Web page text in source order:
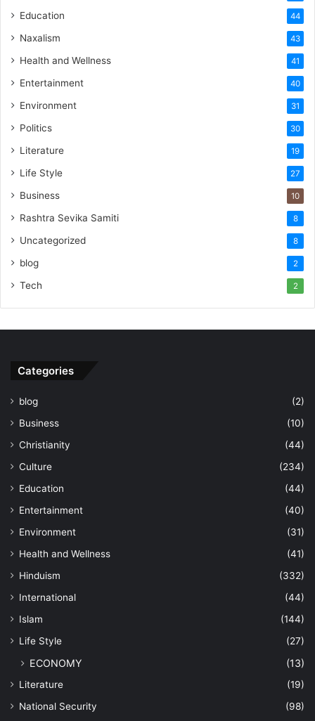
Education 44
Naxalism 43
Health and Wellness 41
Entertainment 40
Environment 31
Politics 30
Literature 19
Life Style 27
Business 10
Rashtra Sevika Samiti 8
Uncategorized 8
blog 2
Tech 2
Categories
blog
(2)
Business
(10)
Christianity
(44)
Culture
(234)
Education
(44)
Entertainment
(40)
Environment
(31)
Health and Wellness
(41)
Hinduism
(332)
International
(44)
Islam
(144)
Life Style
(27)
ECONOMY (13)
Literature
(19)
National Security
(98)